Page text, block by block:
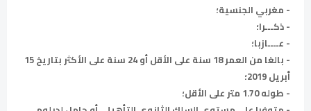
- مغربي الجنسية؛
- ذكـــرا؛
- عــــازبا؛
- بالغا من العمر 18 سنة على الأقل أو 24 سنة على الأكثر بتاريخ 15
أبريل 2019؛
- طوله 1.70 متر على الأقل؛